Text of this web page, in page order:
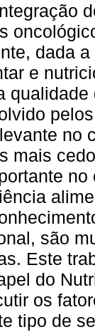
dada
e
no
mais
são
Este
do
os
tipo de